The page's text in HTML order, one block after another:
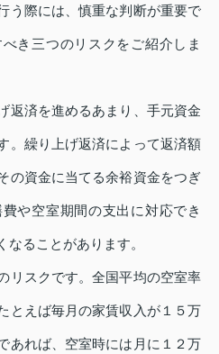
う際には、慎重な判断が重要で
き三つのリスクをご紹介しま
返済を進めるあまり、手元資金
。繰り上げ返済によって返済額
の資金に当てる余裕資金をつぎ
や空室期間の支出に対応でき
ることがあります。
リスクです。全国平均の空室率
とえば毎月の家賃収入が１５万
あれば、空室時には月に１２万